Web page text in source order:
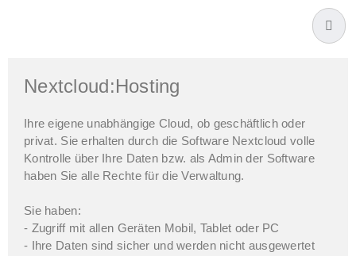
Nextcloud:Hosting
Ihre eigene unabhängige Cloud, ob geschäftlich oder
privat. Sie erhalten durch die Software Nextcloud volle
Kontrolle über Ihre Daten bzw. als Admin der Software
haben Sie alle Rechte für die Verwaltung.
Sie haben:
- Zugriff mit allen Geräten Mobil, Tablet oder PC
- Ihre Daten sind sicher und werden nicht ausgewertet